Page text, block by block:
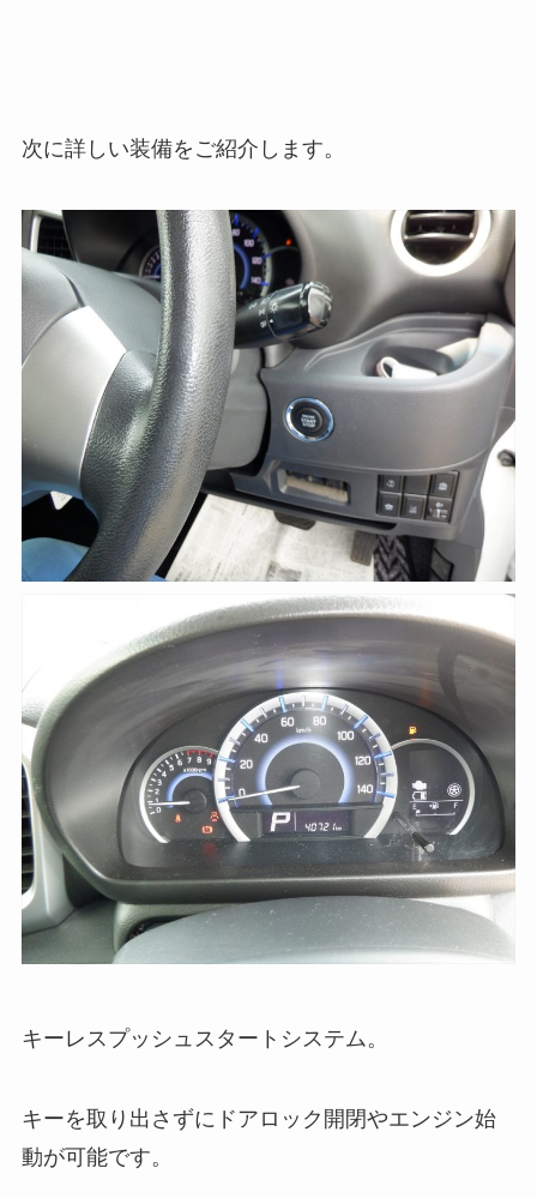
次に詳しい装備をご紹介します。
キーレスプッシュスタートシステム。
キーを取り出さずにドアロック開閉やエンジン始
動が可能です。